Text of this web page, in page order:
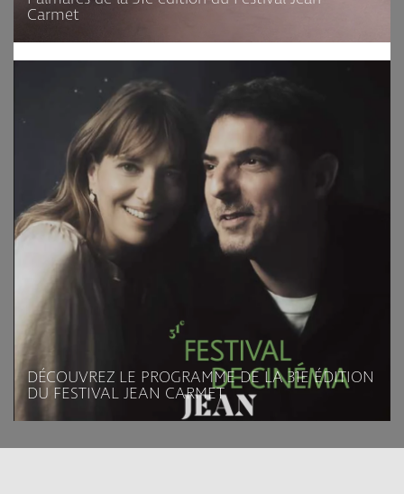
Carmet
DÉCOUVREZ LE PROGRAMME DE LA 31E ÉDITION
DU FESTIVAL JEAN CARMET